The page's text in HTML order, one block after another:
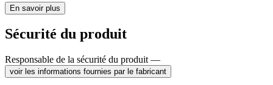
En savoir plus
Sécurité du produit
Responsable de la sécurité du produit —
voir les informations fournies par le fabricant